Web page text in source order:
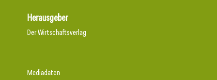
Herausgeber
Der Wirtschaftsverlag
Mediadaten